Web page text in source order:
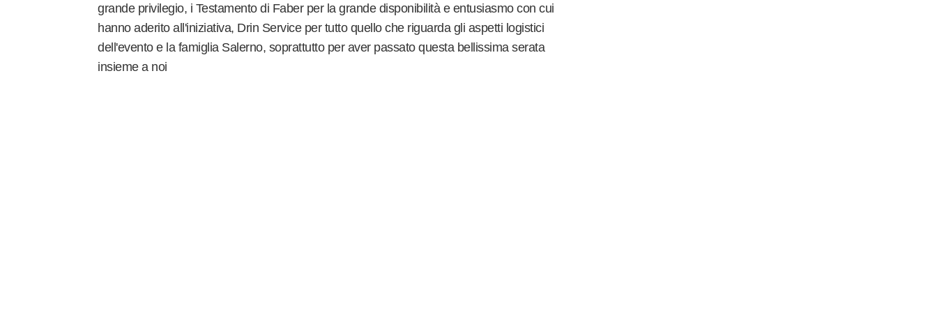
grande privilegio, i Testamento di Faber per la grande disponibilità e entusiasmo con cui
hanno aderito all'iniziativa, Drin Service per tutto quello che riguarda gli aspetti logistici
dell'evento e la famiglia Salerno, soprattutto per aver passato questa bellissima serata
insieme a noi